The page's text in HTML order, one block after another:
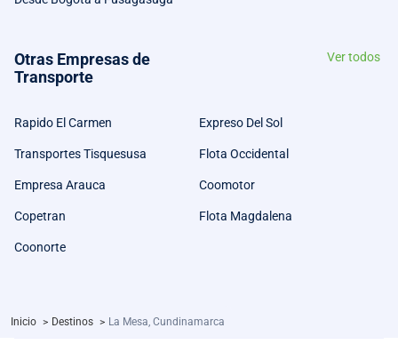
Otras Empresas de
Transporte
Ver todos
Rapido El Carmen Expreso Del Sol
Transportes Tisquesusa Flota Occidental
Empresa Arauca Coomotor
Copetran Flota Magdalena
Coonorte
Inicio > Destinos > La Mesa, Cundinamarca